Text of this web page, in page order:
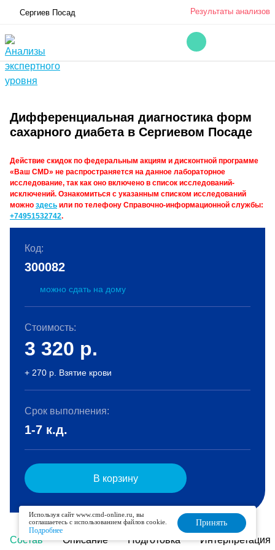
Сергиев Посад Результаты анализов
Дифференциальная диагностика форм
сахарного диабета в Сергиевом Посаде
Действие скидок по федеральным акциям и дисконтной программе
«Ваш CMD» не распространяется на данное лабораторное
исследование, так как оно включено в список исследований-
исключений. Ознакомиться с указанным списком исследований
можно здесь или по телефону Справочно-информационной службы:
+74951532742.
Состав Описание Подготовка Интерпретация
Код:
300082
можно сдать на дому
Стоимость:
3 320 р.
+ 270 р. Взятие крови
Срок выполнения:
1-7 к.д.
В корзину
Используя сайт www.cmd-online.ru, вы
соглашаетесь с использованием файлов cookie.
Подробнее
Принять